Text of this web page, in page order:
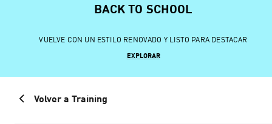
BACK TO SCHOOL
VUELVE CON UN ESTILO RENOVADO Y LISTO PARA DESTACAR
EXPLORAR
Volver a Training